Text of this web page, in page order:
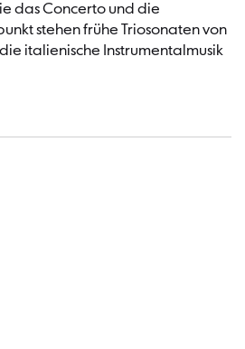
das Concerto und die
stehen frühe Triosonaten von
italienische Instrumentalmusik